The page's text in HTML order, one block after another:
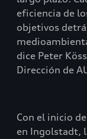
eficiencia de
objetivos
dice Peter
Dirección de
Con el inicio
en Ingolstadt,